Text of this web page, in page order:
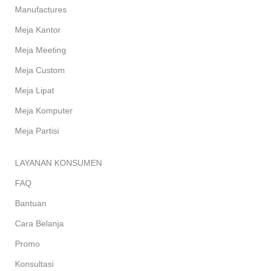
Manufactures
Meja Kantor
Meja Meeting
Meja Custom
Meja Lipat
Meja Komputer
Meja Partisi
LAYANAN KONSUMEN
FAQ
Bantuan
Cara Belanja
Promo
Konsultasi